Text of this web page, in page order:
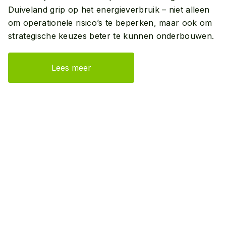
Duiveland grip op het energieverbruik – niet alleen
om operationele risico’s te beperken, maar ook om
strategische keuzes beter te kunnen onderbouwen.
Lees meer